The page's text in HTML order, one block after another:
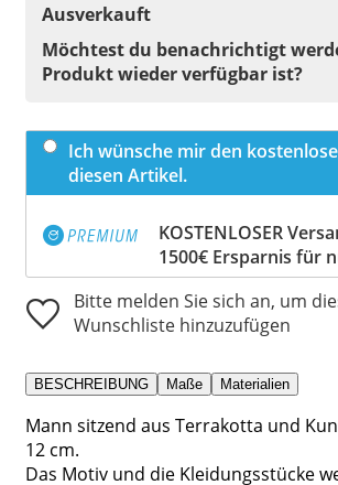
Ausverkauft
Möchtest du benachrichtigt
Produkt wieder verfügbar ist?
Ich wünsche mir den
diesen Artikel.
KOSTENLOSER
1500€ Ersparnis für
Bitte melden Sie sich an, um
Wunschliste hinzuzufügen
BESCHREIBUNG Maße Materialien
Mann sitzend aus Terrakotta und
12 cm.
Das Motiv und die Kleidungsstücke